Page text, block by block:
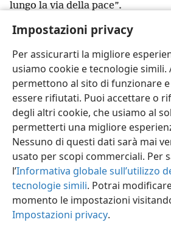
Impostazioni privacy
Per assicurarti la migliore
usiamo cookie e tecnologie simili.
permettono al sito di funzionare
essere rifiutati. Puoi accettare o
degli altri cookie, che usiamo al
permetterti una migliore
Nessuno di questi dati sarà mai
usato per scopi commerciali. Per
l’Informativa globale sull’utilizzo
tecnologie simili. Potrai
momento le impostazioni
Impostazioni privacy.
lungo la via della pace”.
E rimase nel deserto fino al
apertamente a Israele.
Italiano Condividi
Copyright© 2026 Watch Tower Bible and
Condizioni d’uso Informativa sulla
JW.ORG